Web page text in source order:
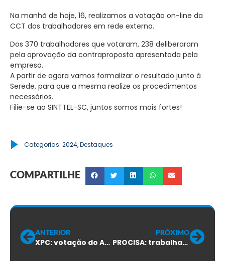
Na manhã de hoje, 16, realizamos a votação on-line da
CCT dos trabalhadores em rede externa.
Dos 370 trabalhadores que votaram, 238 deliberaram
pela aprovação da contraproposta apresentada pela
empresa.
A partir de agora vamos formalizar o resultado junto à
Serede, para que a mesma realize os procedimentos
necessários.
Filie-se ao SINTTEL-SC, juntos somos mais fortes!
Categorias: 2024,Destaques
COMPARTILHE
ANTERIOR
XPC: votação do ACT será em 19/07
PRÓXIMO
PROCISA: trabalhadores aprovam CCT em assembleia